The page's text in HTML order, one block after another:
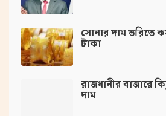
সোনার দাম ভরিতে
টাকা
রাজধানীর বাজারে
দাম